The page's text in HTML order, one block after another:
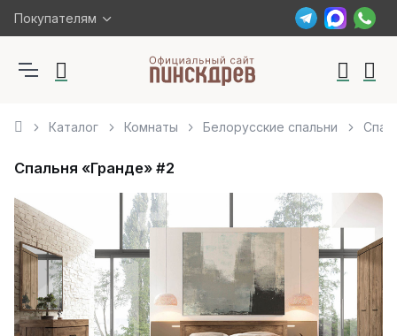
Покупателям
Каталог Комнаты Белорусские спальни
Спальня «Гранде» #2